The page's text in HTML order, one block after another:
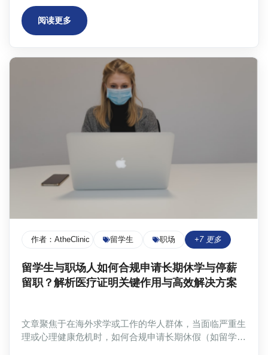
表、短期残障保险申请表和返工许可等。文章还提供了实
际案例分析和现代化解决方案，帮助准妈妈们高效应对复
杂的产假申请流程。
阅读更多
作者： AtheClinic Team留学生 职场 +7更多
留学生与职场人如何合规申请长期休学与停薪
留职？解析医疗证明关键作用与高效解决方案
文章聚焦于在海外求学或工作的华人群体，当面临严重生
理或心理健康危机时，如何合规申请长期休假（如留学生